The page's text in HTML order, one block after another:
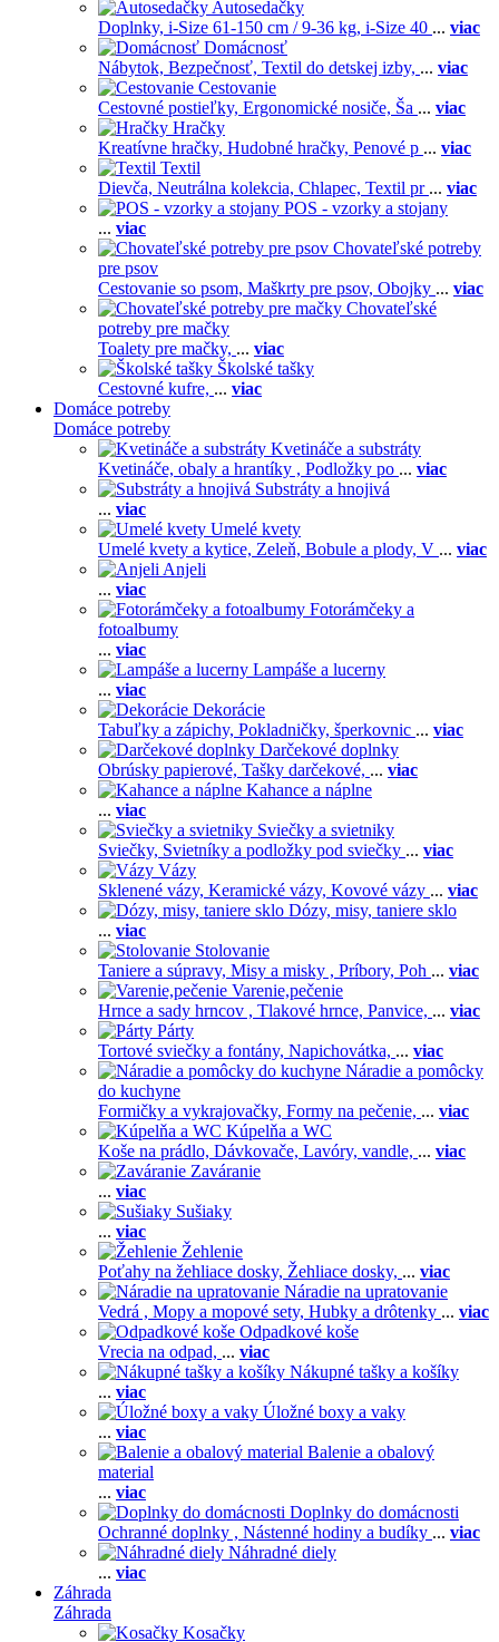
Autosedačky
Doplnky, i-Size 61-150 cm / 9-36 kg, i-Size 40 ... viac
Domácnosť
Nábytok, Bezpečnosť, Textil do detskej izby, ... viac
Cestovanie
Cestovné postieľky, Ergonomické nosiče, Ša ... viac
Hračky
Kreatívne hračky, Hudobné hračky, Penové p ... viac
Textil
Dievča, Neutrálna kolekcia, Chlapec, Textil pr ... viac
POS - vzorky a stojany
... viac
Chovateľské potreby
pre psov
Cestovanie so psom, Maškrty pre psov, Obojky ... viac
Chovateľské
potreby pre mačky
Toalety pre mačky, ... viac
Školské tašky
Cestovné kufre, ... viac
Domáce potreby
Domáce potreby
Kvetináče a substráty
Kvetináče, obaly a hrantíky , Podložky po ... viac
Substráty a hnojivá
... viac
Umelé kvety
Umelé kvety a kytice, Zeleň, Bobule a plody, V ... viac
Anjeli
... viac
Fotorámčeky a
fotoalbumy
... viac
Lampáše a lucerny
... viac
Dekorácie
Tabuľky a zápichy, Pokladničky, šperkovnic ... viac
Darčekové doplnky
Obrúsky papierové, Tašky darčekové, ... viac
Kahance a náplne
... viac
Sviečky a svietniky
Sviečky, Svietníky a podložky pod sviečky ... viac
Vázy
Sklenené vázy, Keramické vázy, Kovové vázy ... viac
Dózy, misy, taniere sklo
... viac
Stolovanie
Taniere a súpravy, Misy a misky , Príbory, Poh ... viac
Varenie,pečenie
Hrnce a sady hrncov , Tlakové hrnce, Panvice, ... viac
Párty
Tortové sviečky a fontány, Napichovátka, ... viac
Náradie a pomôcky
do kuchyne
Formičky a vykrajovačky, Formy na pečenie, ... viac
Kúpelňa a WC
Koše na prádlo, Dávkovače, Lavóry, vandle, ... viac
Zaváranie
... viac
Sušiaky
... viac
Žehlenie
Poťahy na žehliace dosky, Žehliace dosky, ... viac
Náradie na upratovanie
Vedrá , Mopy a mopové sety, Hubky a drôtenky ... viac
Odpadkové koše
Vrecia na odpad, ... viac
Nákupné tašky a košíky
... viac
Úložné boxy a vaky
... viac
Balenie a obalový
material
... viac
Doplnky do domácnosti
Ochranné doplnky , Nástenné hodiny a budíky ... viac
Náhradné diely
... viac
Záhrada
Záhrada
Kosačky